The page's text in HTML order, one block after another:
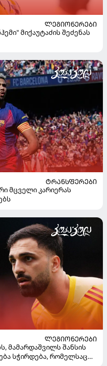
ᲚᲔᲒᲘᲝᲜᲔᲠᲔᲑᲘ
მიქაუტაძის შეძენას
ᲢᲠᲐᲜᲡᲤᲔᲠᲔᲑᲘ
მცველი კარიერას
ᲚᲔᲒᲘᲝᲜᲔᲠᲔᲑᲘ
მამარდაშვილს შანსის
სჭირდება, რომელსაც